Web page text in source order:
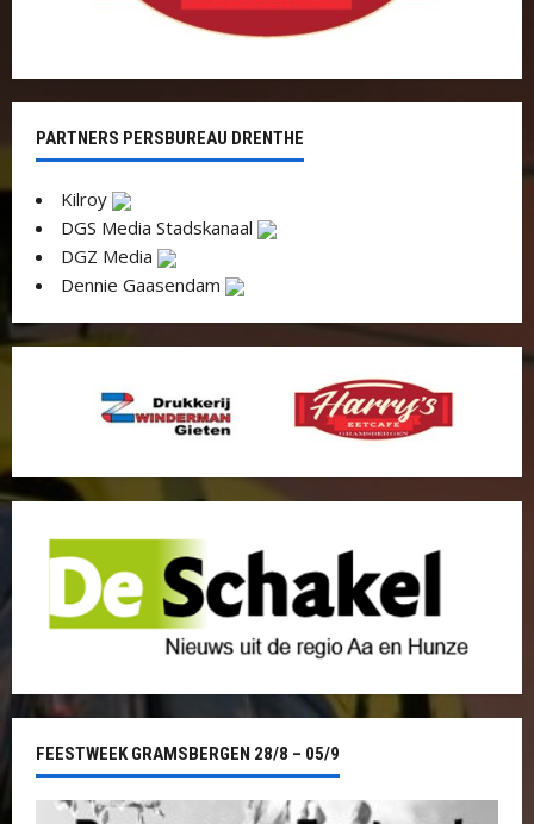
PARTNERS PERSBUREAU DRENTHE
Kilroy
DGS Media Stadskanaal
DGZ Media
Dennie Gaasendam
FEESTWEEK GRAMSBERGEN 28/8 – 05/9